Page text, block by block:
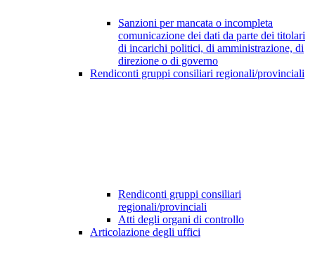
Sanzioni per mancata o incompleta
comunicazione dei dati da parte dei titolari
di incarichi politici, di amministrazione, di
direzione o di governo
Rendiconti gruppi consiliari regionali/provinciali
Rendiconti gruppi consiliari
regionali/provinciali
Atti degli organi di controllo
Articolazione degli uffici